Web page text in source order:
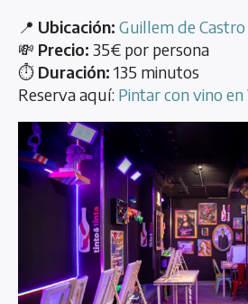
📍 Ubicación: Guillem de Castro
💸 Precio: 35€ por persona
⏱️ Duración: 135 minutos
Reserva aquí: Pintar con vino en